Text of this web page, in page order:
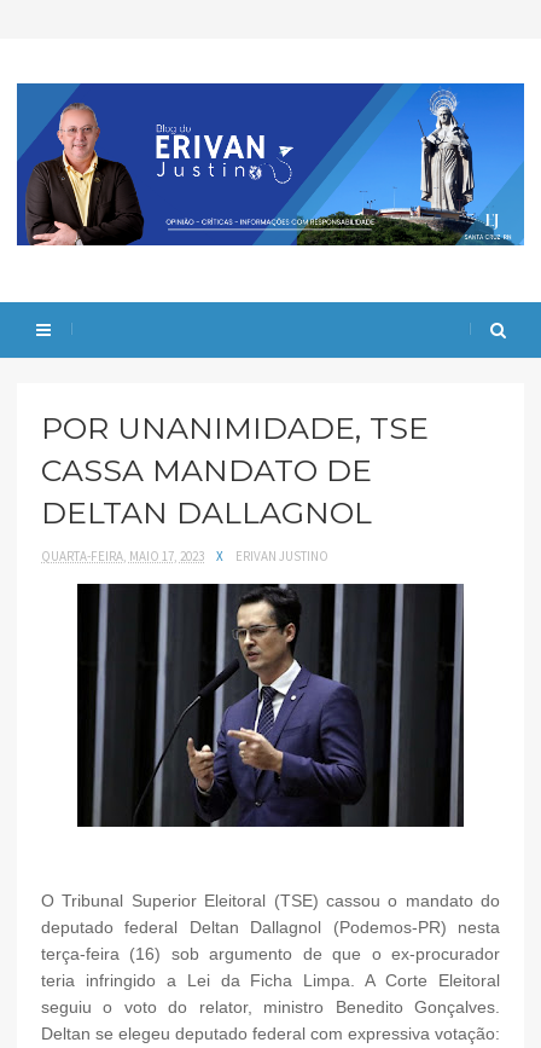
POR UNANIMIDADE, TSE
CASSA MANDATO DE
DELTAN DALLAGNOL
QUARTA-FEIRA, MAIO 17, 2023 X ERIVAN JUSTINO
O Tribunal Superior Eleitoral (TSE) cassou o mandato do
deputado federal Deltan Dallagnol (Podemos-PR) nesta
terça-feira (16) sob argumento de que o ex-procurador
teria infringido a Lei da Ficha Limpa. A Corte Eleitoral
seguiu o voto do relator, ministro Benedito Gonçalves.
Deltan se elegeu deputado federal com expressiva votação: